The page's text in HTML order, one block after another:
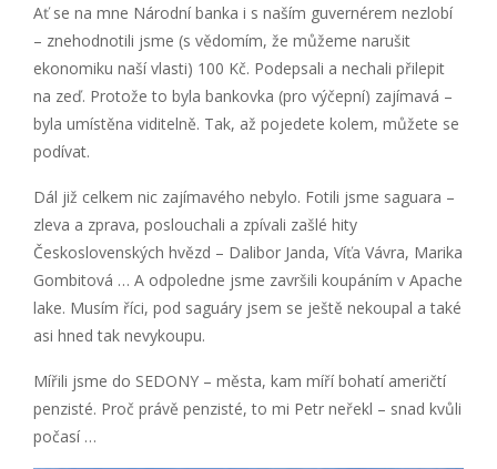
Ať se na mne Národní banka i s naším guvernérem nezlobí
– znehodnotili jsme (s vědomím, že můžeme narušit
ekonomiku naší vlasti) 100 Kč. Podepsali a nechali přilepit
na zeď. Protože to byla bankovka (pro výčepní) zajímavá –
byla umístěna viditelně. Tak, až pojedete kolem, můžete se
podívat.
Dál již celkem nic zajímavého nebylo. Fotili jsme saguara –
zleva a zprava, poslouchali a zpívali zašlé hity
Československých hvězd – Dalibor Janda, Víťa Vávra, Marika
Gombitová … A odpoledne jsme završili koupáním v Apache
lake. Musím říci, pod saguáry jsem se ještě nekoupal a také
asi hned tak nevykoupu.
Mířili jsme do SEDONY – města, kam míří bohatí američtí
penzisté. Proč právě penzisté, to mi Petr neřekl – snad kvůli
počasí …